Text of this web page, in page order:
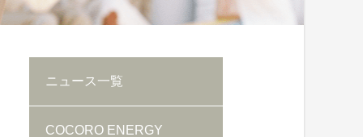
ニュース 一覧
COCORO ENERGY